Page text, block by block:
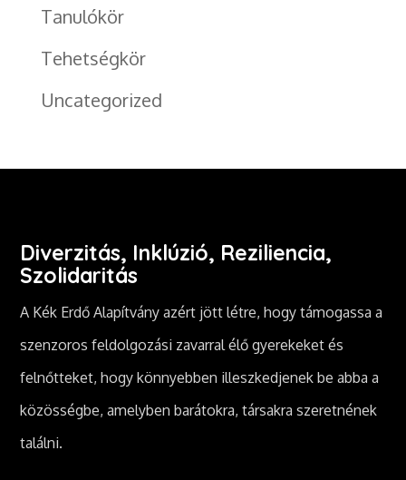
Tanulókör
Tehetségkör
Uncategorized
Diverzitás, Inklúzió, Reziliencia,
Szolidaritás
A Kék Erdő Alapítvány azért jött létre, hogy támogassa a
szenzoros feldolgozási zavarral élő gyerekeket és
felnőtteket, hogy könnyebben illeszkedjenek be abba a
közösségbe, amelyben barátokra, társakra szeretnének
találni.